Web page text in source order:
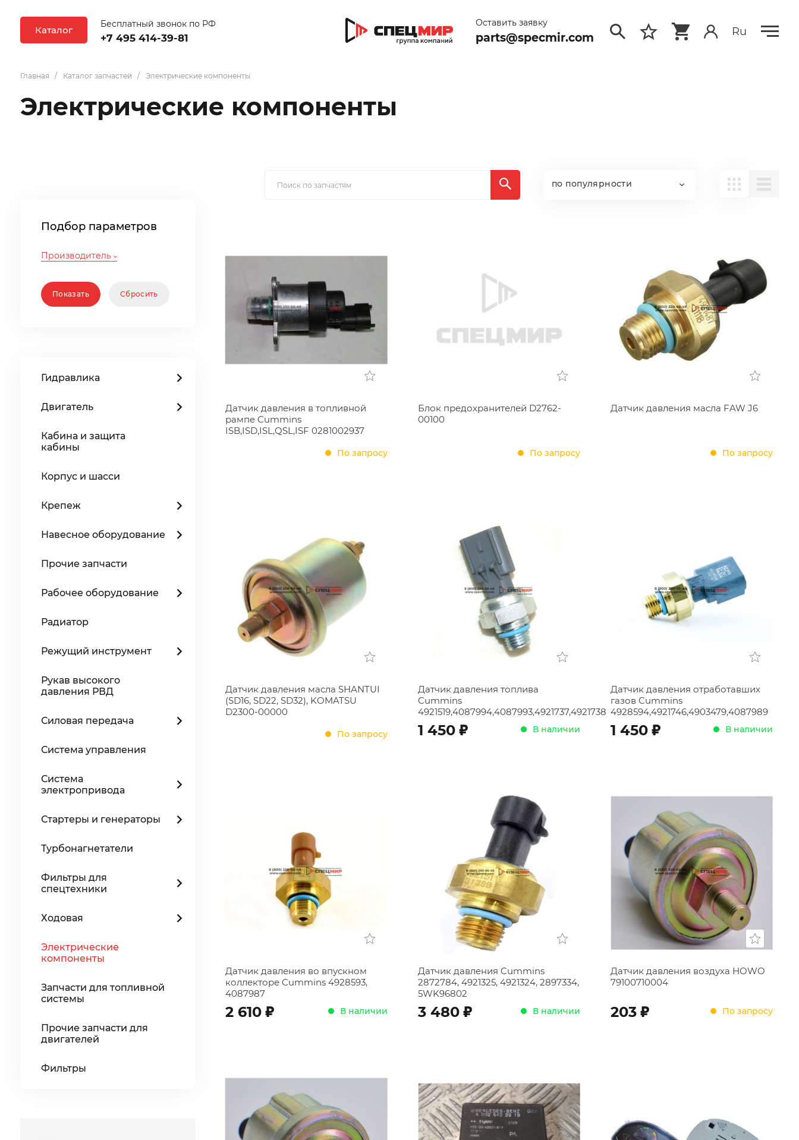
Каталог
Бесплатный звонок по РФ
+7 495 414-39-81
Оставить заявку
parts@specmir.com Ru
Главная Каталог запчастей Электрические компоненты
Электрические компоненты
по популярности
Подбор параметров
Производитель
Гидравлика
Двигатель
Кабина и защита
кабины
Корпус и шасси
Крепеж
Навесное оборудование
Прочие запчасти
Рабочее оборудование
Радиатор
Режущий инструмент
Рукав высокого
давления РВД
Силовая передача
Система управления
Система
электропривода
Стартеры и генераторы
Турбонагнетатели
Фильтры для
спецтехники
Ходовая
Электрические
компоненты
Запчасти для топливной
системы
Прочие запчасти для
двигателей
Фильтры
Датчик давления в топливной
рампе Cummins
ISB,ISD,ISL,QSL,ISF 0281002937
По запросу
Блок предохранителей D2762-
00100
По запросу
Датчик давления масла FAW J6
По запросу
Датчик давления масла SHANTUI
(SD16, SD22, SD32), KOMATSU
D2300-00000
По запросу
Датчик давления топлива
Cummins
4921519,4087994,4087993,4921737,4921738
1 450 ; В наличии
Датчик давления отработавших
газов Cummins
4928594,4921746,4903479,4087989
1 450 ; В наличии
Датчик давления во впускном
коллекторе Cummins 4928593,
4087987
2 610 ; В наличии
Датчик давления Cummins
2872784, 4921325, 4921324, 2897334,
5WK96802
3 480 ; В наличии
Датчик давления воздуха HOWO
79100710004
203 ; По запросу